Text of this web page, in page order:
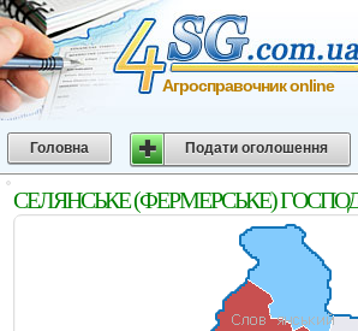
Агросправочник online
Головна Подати оголошення
СЕЛЯНСЬКЕ (ФЕРМЕРСЬКЕ)